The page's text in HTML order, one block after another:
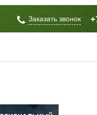
Заказать звонок